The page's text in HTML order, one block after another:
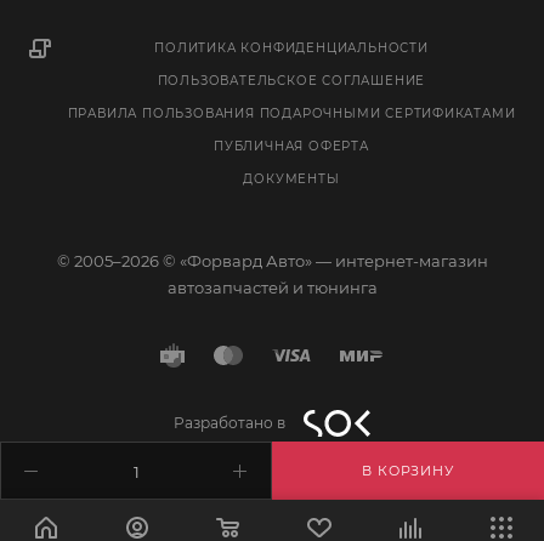
В КОРЗИНУ
ПОЛИТИКА КОНФИДЕНЦИАЛЬНОСТИ
ПОЛЬЗОВАТЕЛЬСКОЕ СОГЛАШЕНИЕ
ПРАВИЛА ПОЛЬЗОВАНИЯ ПОДАРОЧНЫМИ СЕРТИФИКАТАМИ
ПУБЛИЧНАЯ ОФЕРТА
ДОКУМЕНТЫ
© 2005–2026 © «Форвард Авто» — интернет-магазин
автозапчастей и тюнинга
Разработано в